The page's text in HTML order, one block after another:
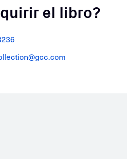
el libro?